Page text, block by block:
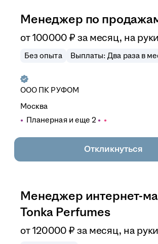
Менеджер по
от100 000 ₽ за месяц, на руки
Без опыта Выплаты: Два раза в
ООО ПК РУФОМ
Москва
Планерная и еще 2
Откликнуться
Менеджер интернет-
Tonka Perfumes
от120 000 ₽ за месяц, на руки